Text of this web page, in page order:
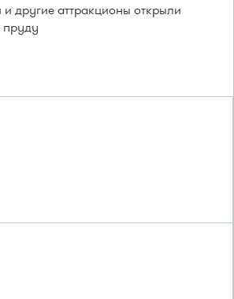
другие аттракционы открыли